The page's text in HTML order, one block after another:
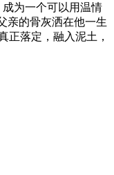
为一个可以用温情
亲的骨灰洒在他一生
正落定，融入泥土，